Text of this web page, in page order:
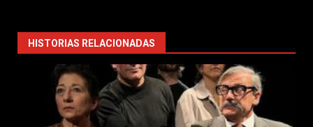
HISTORIAS RELACIONADAS